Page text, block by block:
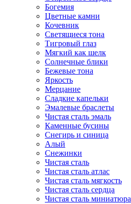
Богемия
Цветные камни
Кочевник
Светящиеся тона
Тигровый глаз
Мягкий как шелк
Солнечные блики
Бежевые тона
Яркость
Мерцание
Сладкие капельки
Эмалевые браслеты
Чистая сталь эмаль
Каменные бусины
Снегирь и синица
Алый
Снежинки
Чистая сталь
Чистая сталь атлас
Чистая сталь мягкость
Чистая сталь сердца
Чистая сталь миниатюра